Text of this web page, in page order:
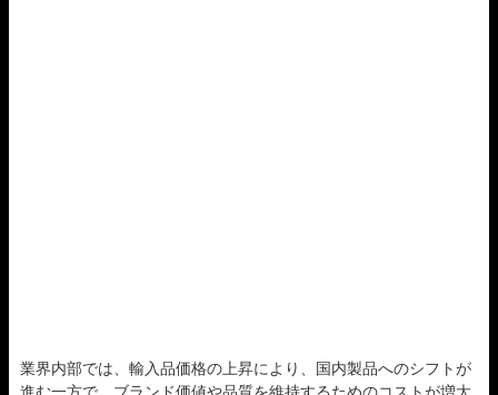
業界内部では、輸入品価格の上昇により、国内製品へのシフトが